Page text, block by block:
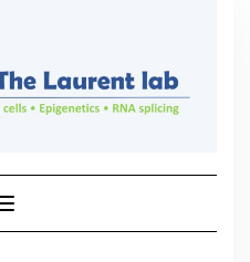
Toggle Navigation